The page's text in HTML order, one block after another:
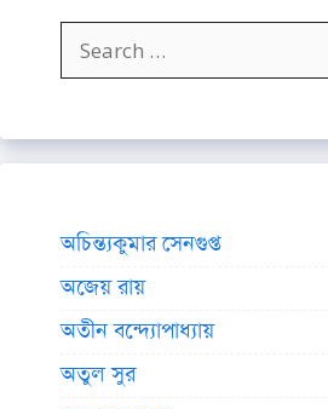
Search
for:
অচিন্ত্যকুমার সেনগুপ্ত
অজেয় রায়
অতীন বন্দ্যোপাধ্যায়
অতুল সুর